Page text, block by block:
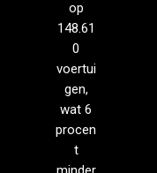
op
148.61
0
voertui
g­en,
wat 6
procen
t